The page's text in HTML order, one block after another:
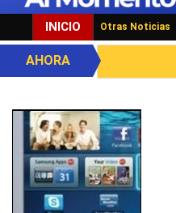
INICIO Otras Noticias
AHORA